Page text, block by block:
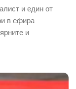
и един от
в ефира
и